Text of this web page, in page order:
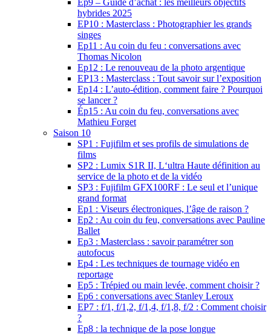
Ep9 – Guide d’achat : les meilleurs objectifs
hybrides 2025
EP10 : Masterclass : Photographier les grands
singes
Ep11 : Au coin du feu : conversations avec
Thomas Nicolon
Ep12 : Le renouveau de la photo argentique
EP13 : Masterclass : Tout savoir sur l’exposition
Ep14 : L’auto-édition, comment faire ? Pourquoi
se lancer ?
Ép15 : Au coin du feu, conversations avec
Mathieu Forget
Saison 10
SP1 : Fujifilm et ses profils de simulations de
films
SP2 : Lumix S1R II, L‘ultra Haute définition au
service de la photo et de la vidéo
SP3 : Fujifilm GFX100RF : Le seul et l’unique
grand format
Ep1 : Viseurs électroniques, l’âge de raison ?
Ep2 : Au coin du feu, conversations avec Pauline
Ballet
Ep3 : Masterclass : savoir paramétrer son
autofocus
Ep4 : Les techniques de tournage vidéo en
reportage
Ep5 : Trépied ou main levée, comment choisir ?
Ep6 : conversations avec Stanley Leroux
EP7 : f/1, f/1,2, f/1,4, f/1,8, f/2 : Comment choisir
?
Ep8 : la technique de la pose longue